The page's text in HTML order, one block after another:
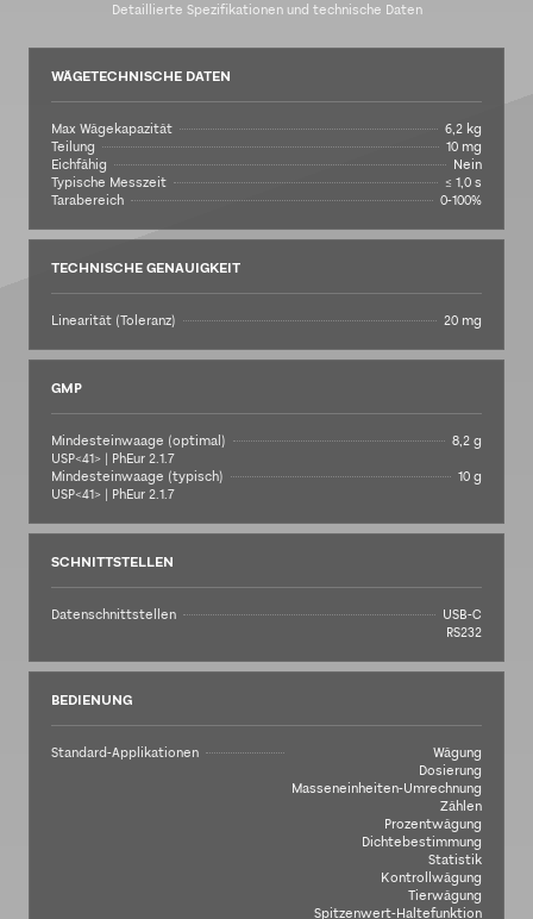
Detaillierte Spezifikationen und technische Daten
WÄGETECHNISCHE DATEN
Max Wägekapazität
6,2 kg
Teilung
10 mg
Eichfähig
Nein
Typische Messzeit
≤ 1,0 s
Tarabereich
0-100%
TECHNISCHE GENAUIGKEIT
Linearität (Toleranz) 20 mg
GMP
Mindesteinwaage (optimal)
USP<41> | PhEur 2.1.7
8,2 g
Mindesteinwaage (typisch)
USP<41> | PhEur 2.1.7
10 g
SCHNITTSTELLEN
Datenschnittstellen
USB-C
RS232
BEDIENUNG
Standard-Applikationen
Wägung
Dosierung
Masseneinheiten-Umrechnung
Zählen
Prozentwägung
Dichtebestimmung
Statistik
Kontrollwägung
Tierwägung
Spitzenwert-Haltefunktion